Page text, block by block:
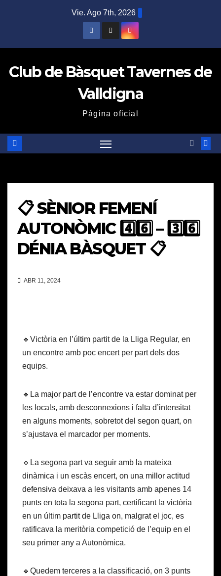
Vie. Ago 7th, 2026
Club de Bàsquet Tavernes de
Valldigna
Pàgina oficial
📋 SÈNIOR FEMENÍ
AUTONÒMIC 4️⃣6️⃣ – 3️⃣6️⃣
DÉNIA BÀSQUET 📋
ABR 11, 2024
🔹Victòria en l’últim partit de la Lliga Regular, en
un encontre amb poc encert per part dels dos
equips.
🔹La major part de l’encontre va estar dominat per
les locals, amb desconnexions i falta d’intensitat
en alguns moments, sobretot del segon quart, on
s’ajustava el marcador per moments.
🔹La segona part va seguir amb la mateixa
dinàmica i un escàs encert, on una millor actitud
defensiva deixava a les visitants amb apenes 14
punts en tota la segona part, certificant la victòria
en un últim partit de Lliga on, malgrat el joc, es
ratificava la meritòria competició de l’equip en el
seu primer any a Autonòmica.
🔹Quedem terceres a la classificació, on 3 punts